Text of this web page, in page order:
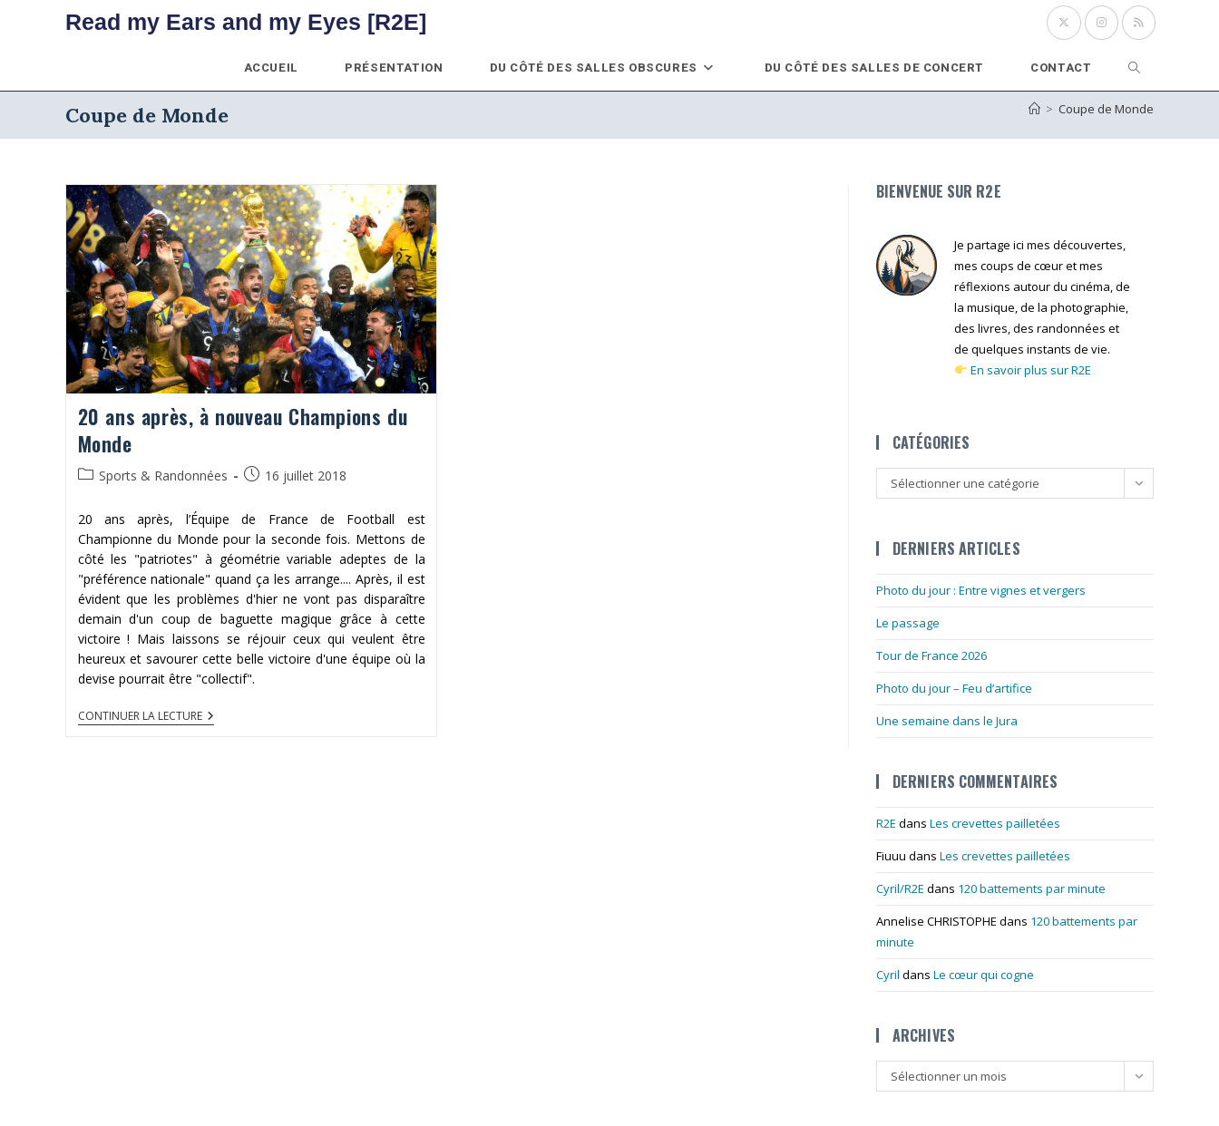
Read my Ears and my Eyes [R2E]
ACCUEIL PRÉSENTATION DU CÔTÉ DES SALLES OBSCURES DU CÔTÉ DES SALLES DE CONCERT CONTACT Toggle
website
Coupe de Monde > Coupe de Monde
20 ans après, à nouveau Champions du
Monde
PostSports & Randonnées
Publication
16 juillet 2018
20 ans après, l’Équipe de France de Football est
Championne du Monde pour la seconde fois. Mettons de
côté les "patriotes" à géométrie variable adeptes de la
"préférence nationale" quand ça les arrange.... Après, il est
évident que les problèmes d'hier ne vont pas disparaître
demain d'un coup de baguette magique grâce à cette
victoire ! Mais laissons se réjouir ceux qui veulent être
heureux et savourer cette belle victoire d'une équipe où la
devise pourrait être "collectif".
CONTINUER LA LECTURE20
ANS
BIENVENUE SUR R2E
Je partage ici mes découvertes,
mes coups de cœur et mes
réflexions autour du cinéma, de
la musique, de la photographie,
des livres, des randonnées et
de quelques instants de vie.
En savoir plus sur R2E
CATÉGORIES
Catégories
Sélectionner une catégorie
DERNIERS ARTICLES
Photo du jour : Entre vignes et vergers
Le passage
Tour de France 2026
Photo du jour – Feu d’artifice
Une semaine dans le Jura
DERNIERS COMMENTAIRES
R2E dans Les crevettes pailletées
Fiuuu dans Les crevettes pailletées
Cyril/R2E dans 120 battements par minute
Annelise CHRISTOPHE dans 120 battements par
minute
Cyril dans Le cœur qui cogne
ARCHIVES
Archives
Sélectionner un mois